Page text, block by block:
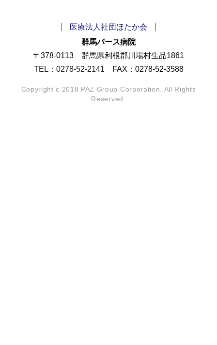
医療法人社団ほたか会
群馬パース病院
〒378-0113 群馬県利根郡川場村生品1861
TEL：0278-52-2141 FAX：0278-52-3588
Copyright c 2018 PAZ Group Corporation. All Rights
Reserved.